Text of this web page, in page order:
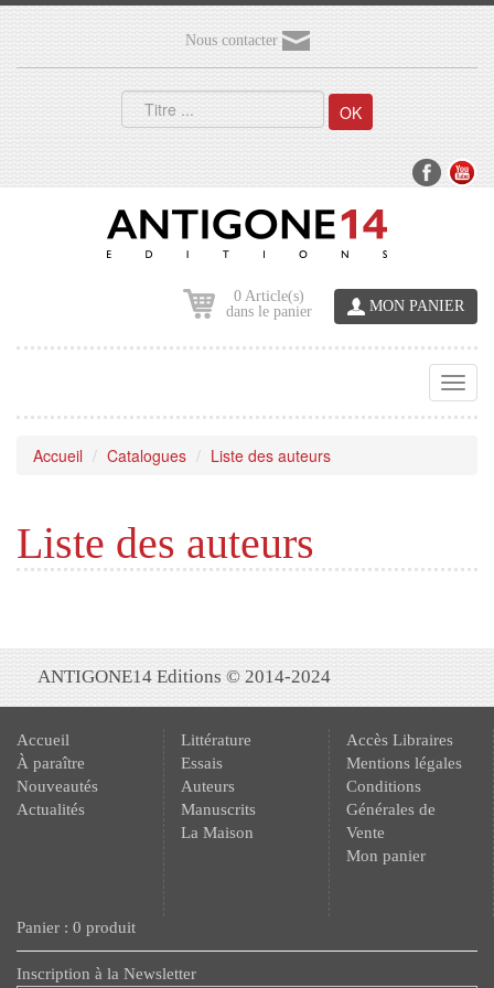
Nous contacter
OK
0 Article(s)
dans le panier
MON PANIER
Accueil Catalogues Liste des auteurs
Liste des auteurs
ANTIGONE14 Editions © 2014-2024
Accueil
À paraître
Nouveautés
Actualités
Littérature
Essais
Auteurs
Manuscrits
La Maison
Accès Libraires
Mentions légales
Conditions
Générales de
Vente
Mon panier
Panier : 0 produit
Inscription à la Newsletter